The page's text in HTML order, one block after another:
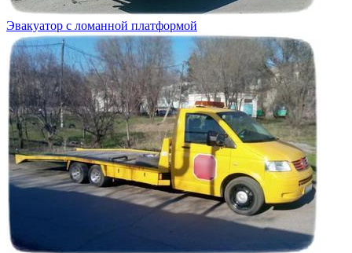
Эвакуатор с ломанной платформой